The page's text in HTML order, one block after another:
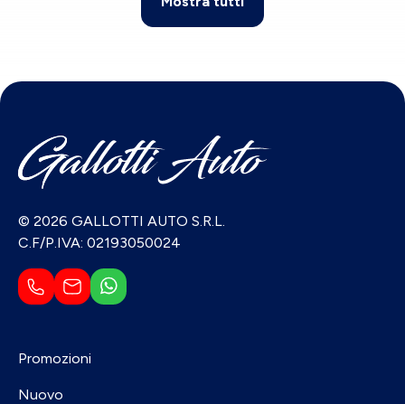
© 2026 GALLOTTI AUTO S.R.L.
C.F/P.IVA: 02193050024
Promozioni
Nuovo